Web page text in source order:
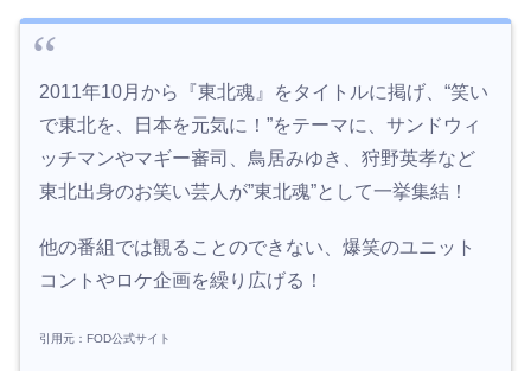
2011年10月から『東北魂』をタイトルに掲げ、“笑い
で東北を、日本を元気に！”をテーマに、サンドウィ
ッチマンやマギー審司、鳥居みゆき、狩野英孝など
東北出身のお笑い芸人が”東北魂”として一挙集結！
他の番組では観ることのできない、爆笑のユニット
コントやロケ企画を繰り広げる！
引用元：FOD公式サイト